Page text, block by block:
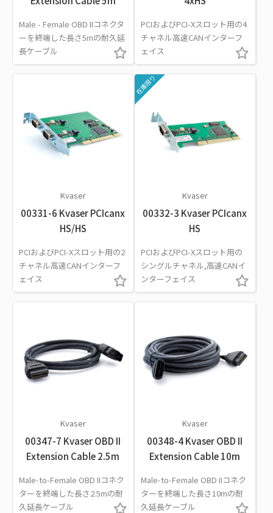
Male - Female OBD IIコネクタ
ーを終端した長さ5mの耐久延
長ケーブル
PCIおよびPCI-Xスロット用の4
チャネル高速CANインターフ
ェイス
Kvaser
00331-6 Kvaser PCIcanx
HS/HS
PCIおよびPCI-Xスロット用の2
チャネル高速CANインターフ
ェイス
在庫限り
Kvaser
00332-3 Kvaser PCIcanx
HS
PCIおよびPCI-Xスロット用の
シングルチャネル,高速CANイ
ンターフェイス
Kvaser
00347-7 Kvaser OBD II
Extension Cable 2.5m
Male-to-Female OBD IIコネク
ターを終端した長さ2.5mの耐
久延長ケーブル
Kvaser
00348-4 Kvaser OBD II
Extension Cable 10m
Male-to-Female OBD IIコネク
ターを終端した長さ10mの耐
久延長ケーブル